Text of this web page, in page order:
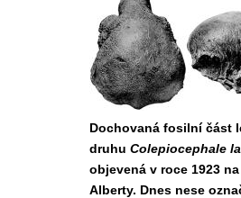
Dochovaná fosilní část
druhu Colepiocephale
objevená v roce 1923
Alberty. Dnes nese